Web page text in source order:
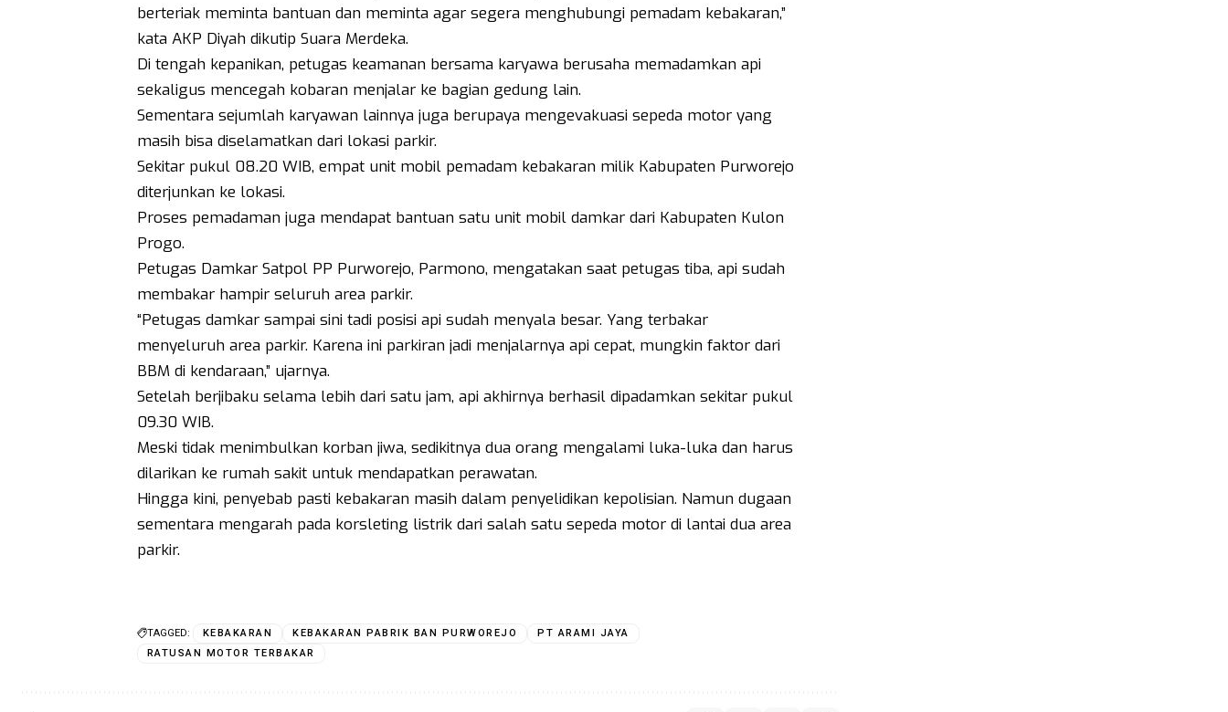
berteriak meminta bantuan dan meminta agar segera menghubungi pemadam kebakaran,”
kata AKP Diyah dikutip Suara Merdeka.
Di tengah kepanikan, petugas keamanan bersama karyawa berusaha memadamkan api
sekaligus mencegah kobaran menjalar ke bagian gedung lain.
Sementara sejumlah karyawan lainnya juga berupaya mengevakuasi sepeda motor yang
masih bisa diselamatkan dari lokasi parkir.
Sekitar pukul 08.20 WIB, empat unit mobil pemadam kebakaran milik Kabupaten Purworejo
diterjunkan ke lokasi.
Proses pemadaman juga mendapat bantuan satu unit mobil damkar dari Kabupaten Kulon
Progo.
Petugas Damkar Satpol PP Purworejo, Parmono, mengatakan saat petugas tiba, api sudah
membakar hampir seluruh area parkir.
“Petugas damkar sampai sini tadi posisi api sudah menyala besar. Yang terbakar
menyeluruh area parkir. Karena ini parkiran jadi menjalarnya api cepat, mungkin faktor dari
BBM di kendaraan,” ujarnya.
Setelah berjibaku selama lebih dari satu jam, api akhirnya berhasil dipadamkan sekitar pukul
09.30 WIB.
Meski tidak menimbulkan korban jiwa, sedikitnya dua orang mengalami luka-luka dan harus
dilarikan ke rumah sakit untuk mendapatkan perawatan.
Hingga kini, penyebab pasti kebakaran masih dalam penyelidikan kepolisian. Namun dugaan
sementara mengarah pada korsleting listrik dari salah satu sepeda motor di lantai dua area
parkir.
TAGGED: KEBAKARAN KEBAKARAN PABRIK BAN PURWOREJO
PT ARAMI JAYA
RATUSAN MOTOR TERBAKAR